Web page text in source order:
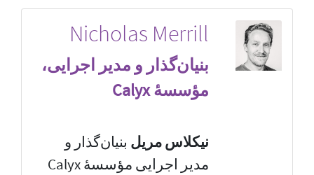
Nicholas Merrill
بنیان‌گذار و مدیر اجرایی،
مؤسسهٔ Calyx
نیکلاس مریل بنیان‌گذار و
مدیر اجرایی مؤسسهٔ Calyx